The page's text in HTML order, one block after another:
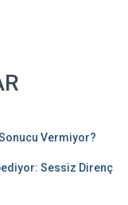
Vermiyor?
Sessiz Direnç